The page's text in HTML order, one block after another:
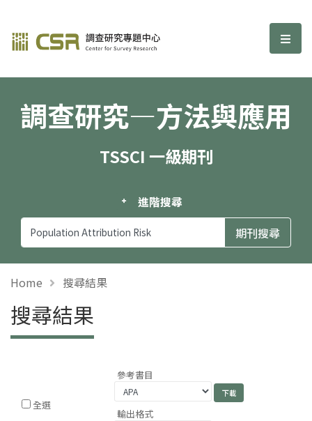
調查研究—方法與應用期刊 選
調查研究—方法與應用
TSSCI 一級期刊
進階搜尋
Home 搜尋結果
搜尋結果
全選
參考書目
輸出格式